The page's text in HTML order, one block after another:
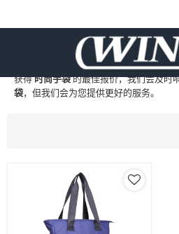
时尚手袋的专业中国制造商和供
工厂、自有品牌时尚手袋和时尚手
获得时尚手袋的最佳报价，我们会及时
袋，但我们会为您提供更好的服务。